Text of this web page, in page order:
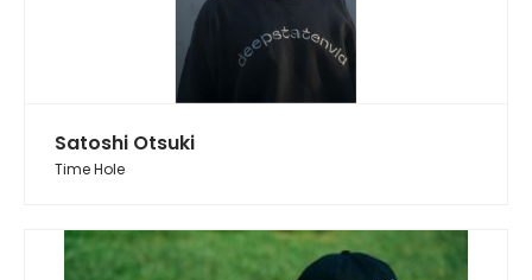
Satoshi Otsuki
Time Hole